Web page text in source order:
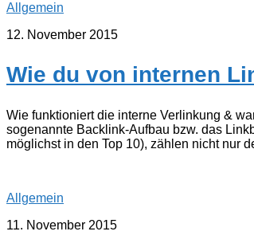
Allgemein
12. November 2015
Wie du von internen
Wie funktioniert die interne Verlinkung &
sogenannte Backlink-Aufbau bzw. das
möglichst in den Top 10), zählen nicht nur
Allgemein
11. November 2015